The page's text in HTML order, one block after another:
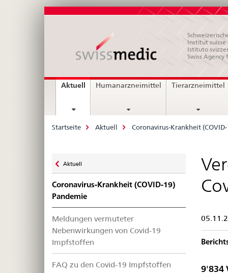
Institut
Istituto
Swiss
Hauptnavigation
Aktuell current
Humanarzneimittel Tierarzneimittel
Breadcrumb
Startseite Aktuell Coronavirus-Krankheit
zu
Aktuell
Coronavirus-Krankheit (COVID-19)
Pandemie
Meldungen vermuteter
Nebenwirkungen von Covid-19
Impfstoffen
FAQ zu den Covid-19 Impfstoffen
9'834